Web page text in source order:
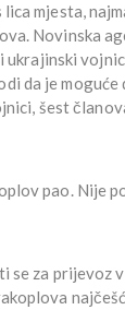
mjesta,
Novinska
da je moguće
šest
pao. Nije
za prijevoz